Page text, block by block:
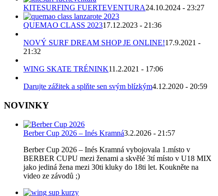
KITESURFING FUERTEVENTURA24.10.2024 - 23:27
QUEMAO CLASS 202317.12.2023 - 21:36
NOVÝ SURF DREAM SHOP JE ONLINE!17.9.2021 -
21:32
WING SKATE TRÉNINK11.2.2021 - 17:06
Darujte zážitek a splňte sen svým blízkým4.12.2020 - 20:59
NOVINKY
Berber Cup 2026 – Inés Kramná3.2.2026 - 21:57
Berber Cup 2026 – Inés Kramná vybojovala 1.místo v
BERBER CUPU mezi ženami a skvělé 3tí místo v U18 MIX
jako jediná žena mezi 30ti kluky do 18ti let. Koukněte na
video ze závodů ;)